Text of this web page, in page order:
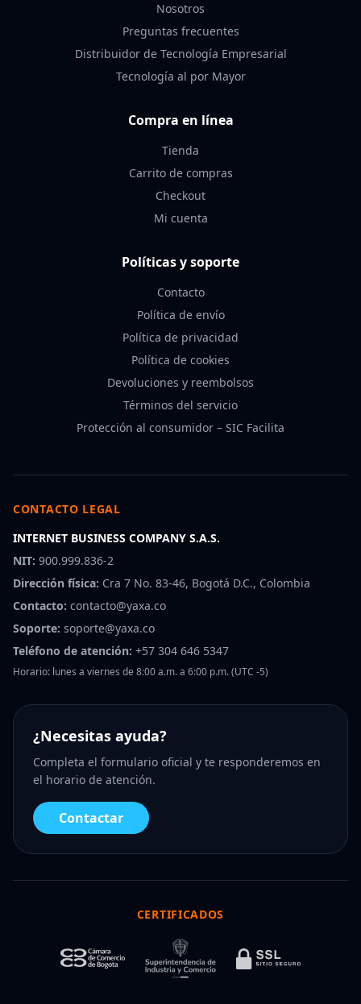
Nosotros
Preguntas frecuentes
Distribuidor de Tecnología Empresarial
Tecnología al por Mayor
Compra en línea
Tienda
Carrito de compras
Checkout
Mi cuenta
Políticas y soporte
Contacto
Política de envío
Política de privacidad
Política de cookies
Devoluciones y reembolsos
Términos del servicio
Protección al consumidor – SIC Facilita
CONTACTO LEGAL
INTERNET BUSINESS COMPANY S.A.S.
NIT: 900.999.836-2
Dirección física: Cra 7 No. 83-46, Bogotá D.C., Colombia
Contacto: contacto@yaxa.co
Soporte: soporte@yaxa.co
Teléfono de atención: +57 304 646 5347
Horario: lunes a viernes de 8:00 a.m. a 6:00 p.m. (UTC -5)
¿Necesitas ayuda?
Completa el formulario oficial y te responderemos en
el horario de atención.
Contactar
CERTIFICADOS